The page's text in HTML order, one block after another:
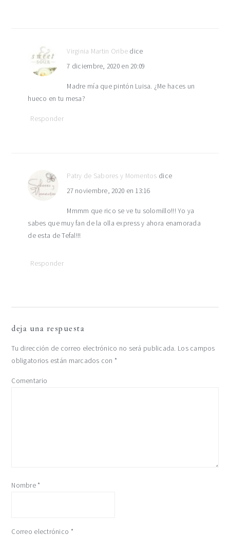
Virginia Martin Oribe dice
7 diciembre, 2020 en 20:09
Madre mía que pintón Luisa. ¿Me haces un
hueco en tu mesa?
Responder
Patry de Sabores y Momentos dice
27 noviembre, 2020 en 13:16
Mmmm que rico se ve tu solomillo!!! Yo ya
sabes que muy fan de la olla express y ahora enamorada
de esta de Tefal!!!
Responder
deja una respuesta
Tu dirección de correo electrónico no será publicada. Los campos
obligatorios están marcados con *
Comentario
Nombre *
Correo electrónico *